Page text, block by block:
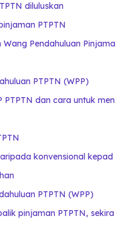
diluluskan
PTPTN
Pendahuluan Pinjama
PTPTN (WPP)
PTPTN dan cara untuk men
konvensional kepad
PTPTN (WPP)
pinjaman PTPTN, sekira